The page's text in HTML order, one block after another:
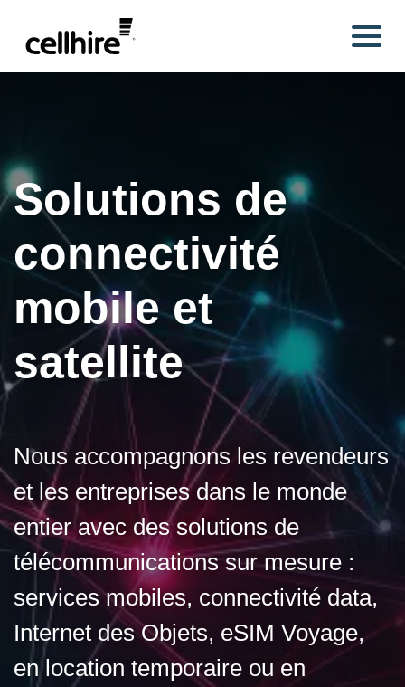
Solutions de
connectivité
mobile et
satellite
Nous accompagnons les revendeurs
et les entreprises dans le monde
entier avec des solutions de
télécommunications sur mesure :
services mobiles, connectivité data,
Internet des Objets, eSIM Voyage,
en location temporaire ou en